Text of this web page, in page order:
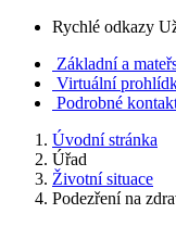
Rychlé odkazy
Základní a
Virtuální
Podrobné
Úvodní stránka
Úřad
Životní situace
Podezření na